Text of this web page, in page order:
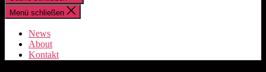
Menü schließen
News
About
Kontakt